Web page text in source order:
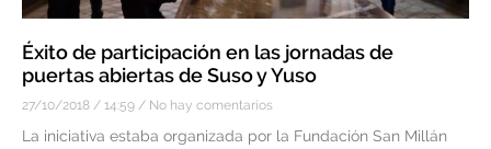
Éxito de participación en las jornadas de
puertas abiertas de Suso y Yuso
27/10/2018 14:59 No hay comentarios
La iniciativa estaba organizada por la Fundación San Millán